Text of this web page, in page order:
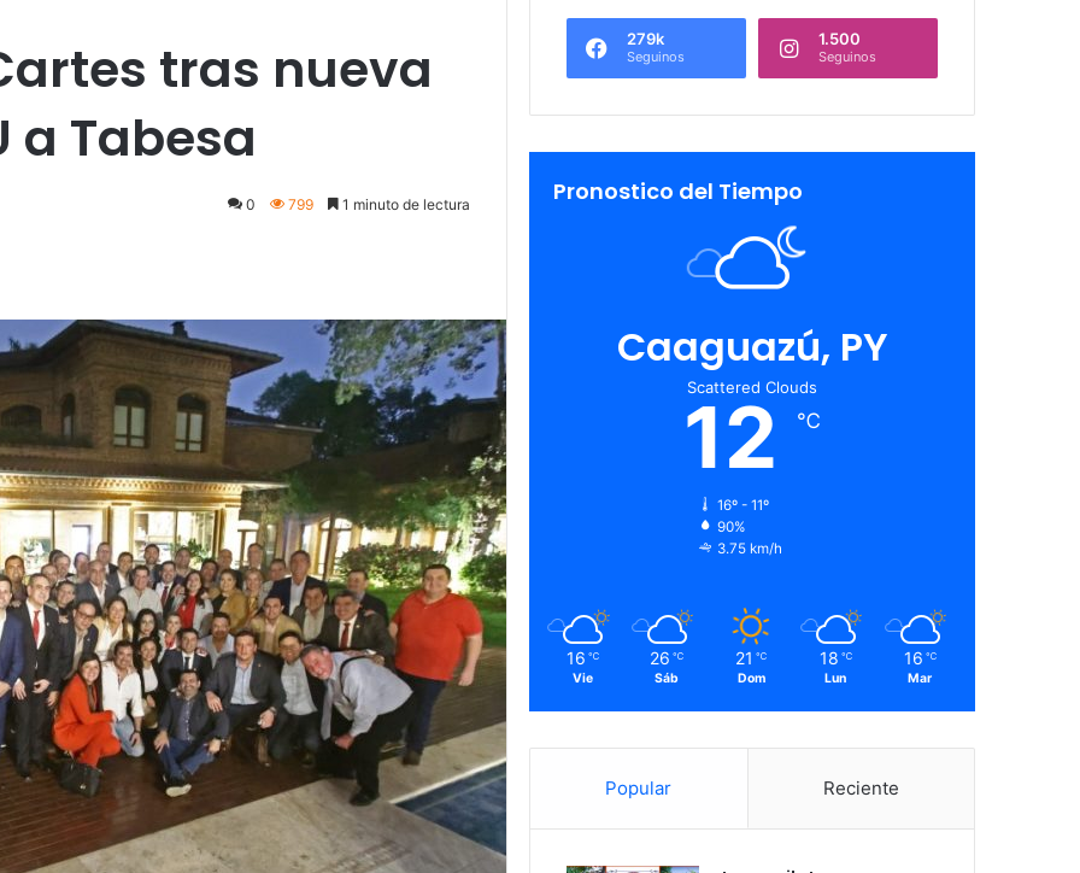
tras nueva
a Tabesa
0 799 1 minuto de lectura
279k
Seguinos
1.500
Seguinos
Pronostico del Tiempo
Caaguazú, PY
Scattered Clouds
12 ℃
16º - 11º
90%
3.75 km/h
16 ℃
Vie
26 ℃
Sáb
21 ℃
Dom
18 ℃
Lun
16 ℃
Mar
Popular Reciente